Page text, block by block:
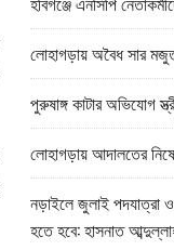
লোহাগড়ায় অবৈধ সার মজুত
পুরুষাঙ্গ কাটার অভিযোগ
লোহাগড়ায় আদালতের
নড়াইলে জুলাই পদযাত্রা
হতে হবে: হাসনাত